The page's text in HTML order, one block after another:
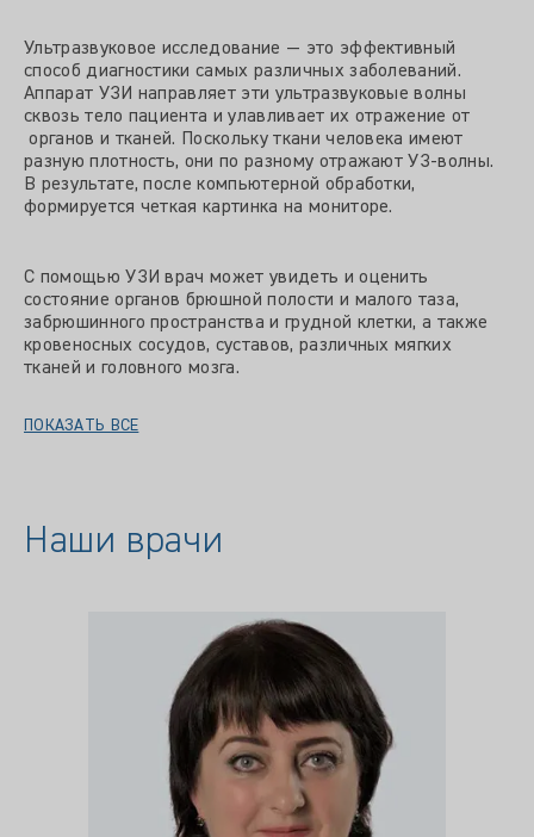
Ультразвуковое исследование — это эффективный
способ диагностики самых различных заболеваний.
Аппарат УЗИ направляет эти ультразвуковые волны
сквозь тело пациента и улавливает их отражение от
органов и тканей. Поскольку ткани человека имеют
разную плотность, они по разному отражают УЗ-волны.
В результате, после компьютерной обработки,
формируется четкая картинка на мониторе.
С помощью УЗИ врач может увидеть и оценить
состояние органов брюшной полости и малого таза,
забрюшинного пространства и грудной клетки, а также
кровеносных сосудов, суставов, различных мягких
тканей и головного мозга.
ПОКАЗАТЬ ВСЕ
Наши врачи